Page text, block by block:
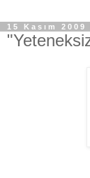
15 Kasım 2009